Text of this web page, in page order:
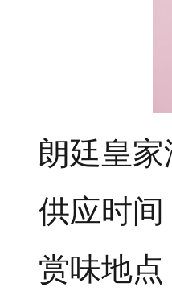
朗廷皇
供应时间
赏味地